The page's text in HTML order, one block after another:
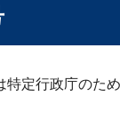
定行政庁のた